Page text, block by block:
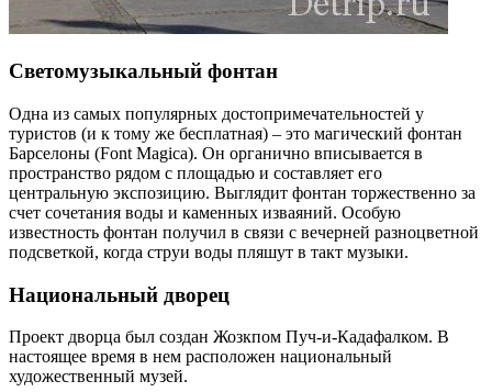
Светомузыкальный фонтан
Одна из самых популярных достопримечательностей у
туристов (и к тому же бесплатная) – это магический фонтан
Барселоны (Font Magica). Он органично вписывается в
пространство рядом с площадью и составляет его
центральную экспозицию. Выглядит фонтан торжественно за
счет сочетания воды и каменных изваяний. Особую
известность фонтан получил в связи с вечерней разноцветной
подсветкой, когда струи воды пляшут в такт музыки.
Национальный дворец
Проект дворца был создан Жозкпом Пуч-и-Кадафалком. В
настоящее время в нем расположен национальный
художественный музей.